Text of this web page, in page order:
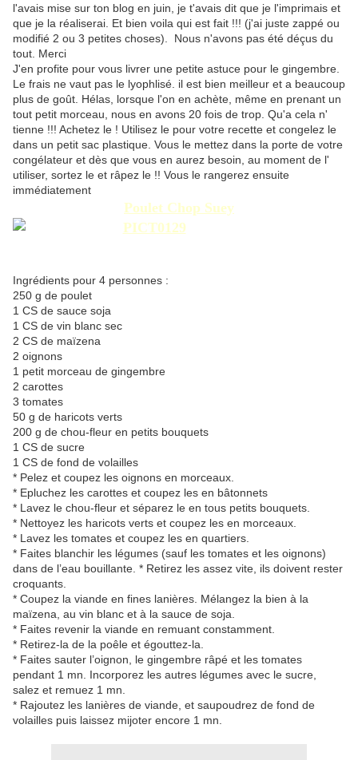
l'avais mise sur ton blog en juin, je t'avais dit que je l'imprimais et
que je la réaliserai. Et bien voila qui est fait !!! (j'ai juste zappé ou
modifié 2 ou 3 petites choses). Nous n'avons pas été déçus du
tout. Merci
J'en profite pour vous livrer une petite astuce pour le gingembre.
Le frais ne vaut pas le lyophlisé. il est bien meilleur et a beaucoup
plus de goût. Hélas, lorsque l'on en achète, même en prenant un
tout petit morceau, nous en avons 20 fois de trop. Qu'a cela n'
tienne !!! Achetez le ! Utilisez le pour votre recette et congelez le
dans un petit sac plastique. Vous le mettez dans la porte de votre
congélateur et dès que vous en aurez besoin, au moment de l'
utiliser, sortez le et râpez le !! Vous le rangerez ensuite
immédiatement
Poulet Chop Suey
Ingrédients pour 4 personnes :
250 g de poulet
1 CS de sauce soja
1 CS de vin blanc sec
2 CS de maïzena
2 oignons
1 petit morceau de gingembre
2 carottes
3 tomates
50 g de haricots verts
200 g de chou-fleur en petits bouquets
1 CS de sucre
1 CS de fond de volailles
* Pelez et coupez les oignons en morceaux.
* Epluchez les carottes et coupez les en bâtonnets
* Lavez le chou-fleur et séparez le en tous petits bouquets.
* Nettoyez les haricots verts et coupez les en morceaux.
* Lavez les tomates et coupez les en quartiers.
* Faites blanchir les légumes (sauf les tomates et les oignons)
dans de l’eau bouillante. * Retirez les assez vite, ils doivent rester
croquants.
* Coupez la viande en fines lanières. Mélangez la bien à la
maïzena, au vin blanc et à la sauce de soja.
* Faites revenir la viande en remuant constamment.
* Retirez-la de la poêle et égouttez-la.
* Faites sauter l’oignon, le gingembre râpé et les tomates
pendant 1 mn. Incorporez les autres légumes avec le sucre,
salez et remuez 1 mn.
* Rajoutez les lanières de viande, et saupoudrez de fond de
volailles puis laissez mijoter encore 1 mn.